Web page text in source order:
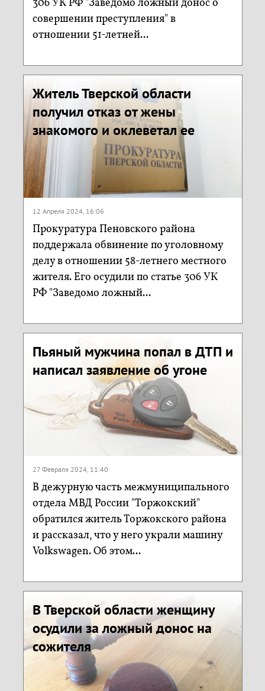
306 УК РФ "Заведомо ложный донос о
совершении преступления" в
отношении 51-летней...
Житель Тверской области
получил отказ от жены
знакомого и оклеветал ее
12 Апреля 2024, 16:06
Прокуратура Пеновского района
поддержала обвинение по уголовному
делу в отношении 58-летнего местного
жителя. Его осудили по статье 306 УК
РФ "Заведомо ложный...
Пьяный мужчина попал в ДТП и
написал заявление об угоне
27 Февраля 2024, 11:40
В дежурную часть межмуниципального
отдела МВД России "Торжокский"
обратился житель Торжокского района
и рассказал, что у него украли машину
Volkswagen. Об этом...
В Тверской области женщину
осудили за ложный донос на
сожителя